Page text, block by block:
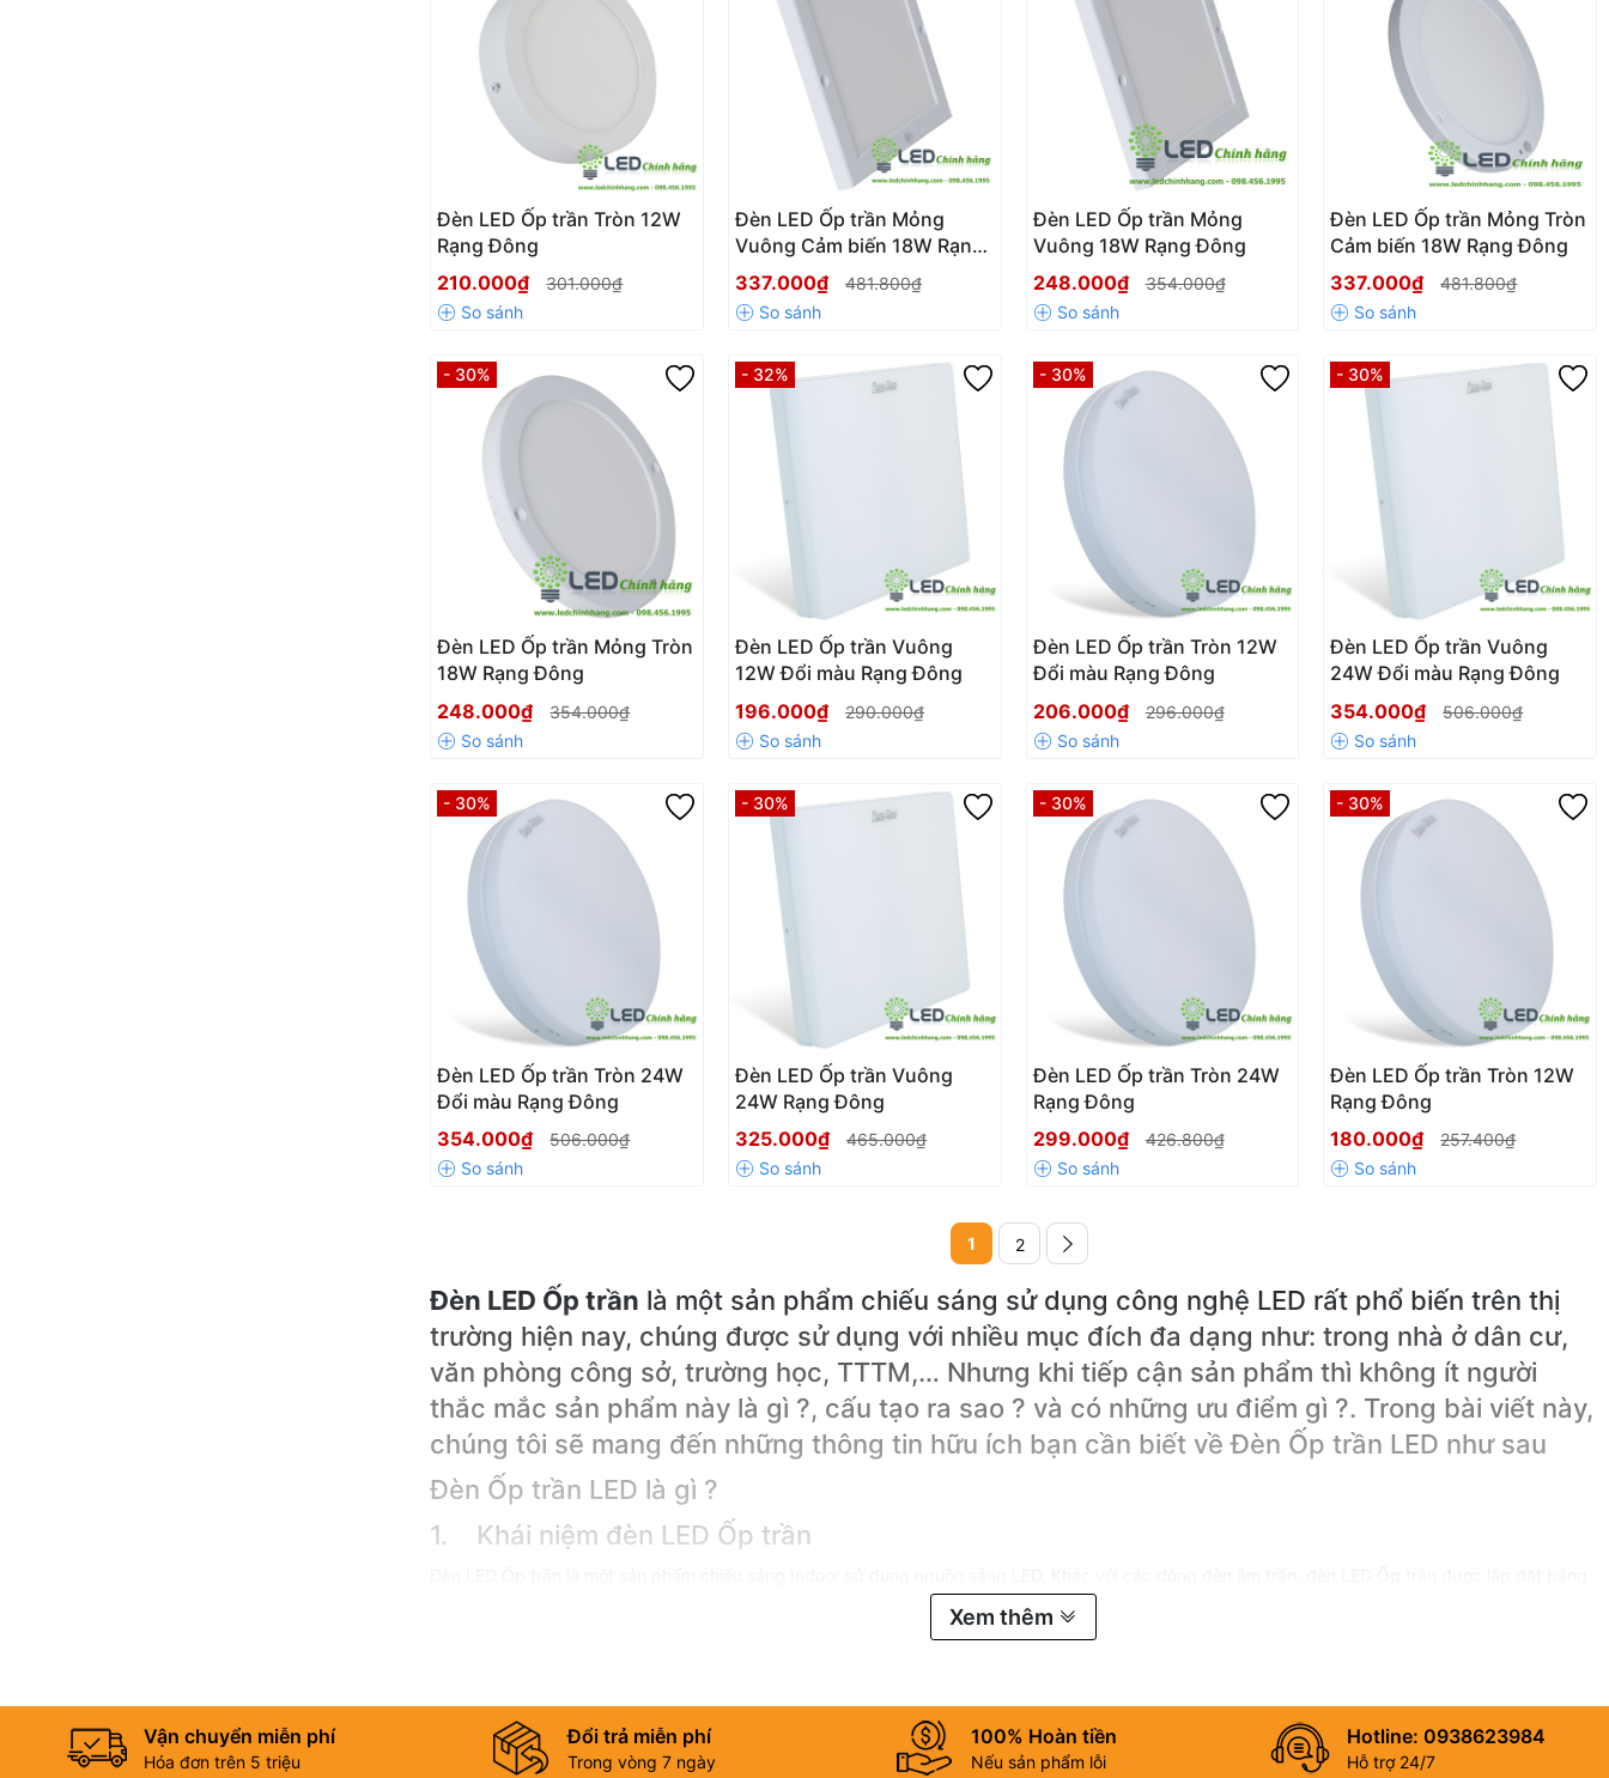
Đèn LED Ốp trần Tròn 12W
Rạng Đông
210.000₫
301.000₫
Đèn LED Ốp trần Mỏng
Vuông Cảm biến 18W Rạng
Đông
337.000₫ 481.800₫
Đèn LED Ốp trần Mỏng
Vuông 18W Rạng Đông
248.000₫
354.000₫
Đèn LED Ốp trần Mỏng Tròn
Cảm biến 18W Rạng Đông
337.000₫
481.800₫
- 30%
Đèn LED Ốp trần Mỏng Tròn
18W Rạng Đông
248.000₫
354.000₫
- 32%
Đèn LED Ốp trần Vuông
12W Đổi màu Rạng Đông
196.000₫
290.000₫
- 30%
Đèn LED Ốp trần Tròn 12W
Đổi màu Rạng Đông
206.000₫
296.000₫
- 30%
Đèn LED Ốp trần Vuông
24W Đổi màu Rạng Đông
354.000₫
506.000₫
- 30%
Đèn LED Ốp trần Tròn 24W
Đổi màu Rạng Đông
354.000₫
506.000₫
- 30%
Đèn LED Ốp trần Vuông
24W Rạng Đông
325.000₫
465.000₫
- 30%
Đèn LED Ốp trần Tròn 24W
Rạng Đông
299.000₫
426.800₫
- 30%
Đèn LED Ốp trần Tròn 12W
Rạng Đông
180.000₫
257.400₫
1 2
Đèn LED Ốp trần là một sản phẩm chiếu sáng sử dụng công nghệ LED rất phổ biến trên thị
trường hiện nay, chúng được sử dụng với nhiều mục đích đa dạng như: trong nhà ở dân cư,
văn phòng công sở, trường học, TTTM,… Nhưng khi tiếp cận sản phẩm thì không ít người
thắc mắc sản phẩm này là gì ?, cấu tạo ra sao ? và có những ưu điểm gì ?. Trong bài viết này,
chúng tôi sẽ mang đến những thông tin hữu ích bạn cần biết về Đèn Ốp trần LED như sau
Đèn Ốp trần LED là gì ?
1. Khái niệm đèn LED Ốp trần
Theo mức công suất:đèn LED Ốp trần có dải công suất trải dài từ 6W đến 50W đảm bảo đáp ứng được các nhu cầu sử dụng của Khách hàng
Xem thêm
Vận chuyển miễn phí
Hóa đơn trên 5 triệu
Đổi trả miễn phí
Trong vòng 7 ngày
100% Hoàn tiền
Nếu sản phẩm lỗi
Hotline: 0938623984
Hỗ trợ 24/7